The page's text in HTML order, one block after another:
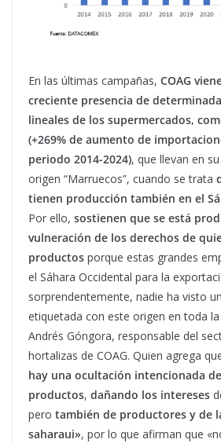
En las últimas campañas, COAG
creciente presencia de
lineales de los supermercados,
(+269% de aumento de
periodo 2014-2024), que llevan en
origen “Marruecos”, cuando se trata
tienen producción también en el
Por ello, sostienen que se está
vulneración de los derechos de
productos porque estas grandes
el Sáhara Occidental para la
sorprendentemente, nadie ha visto
etiquetada con este origen en toda la
Andrés Góngora, responsable del
hortalizas de COAG. Quien agrega
hay una ocultación intencionada
productos, dañando los intereses
pero también de productores y de
saharaui», por lo que afirman que